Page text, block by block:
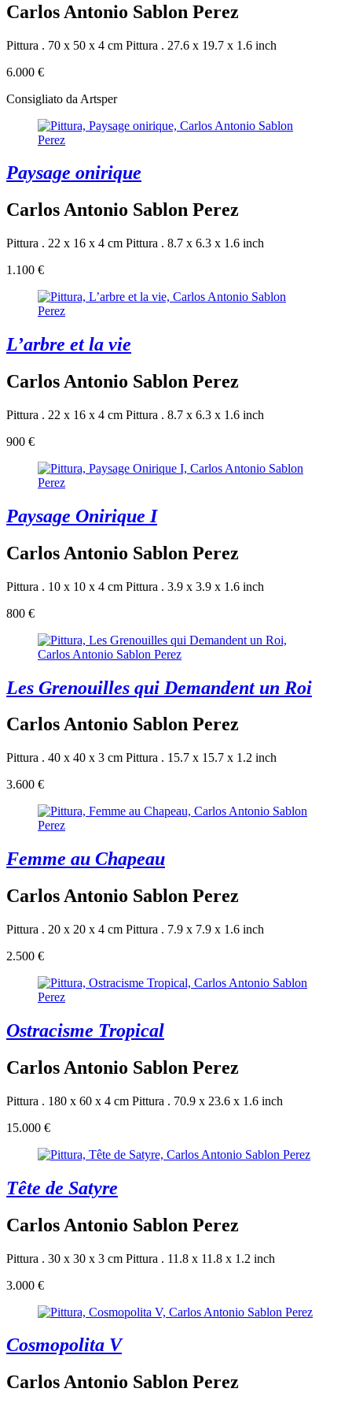
Carlos Antonio Sablon Perez
Pittura . 70 x 50 x 4 cm Pittura . 27.6 x 19.7 x 1.6 inch
6.000 €
Consigliato da Artsper
Paysage onirique
Carlos Antonio Sablon Perez
Pittura . 22 x 16 x 4 cm Pittura . 8.7 x 6.3 x 1.6 inch
1.100 €
L’arbre et la vie
Carlos Antonio Sablon Perez
Pittura . 22 x 16 x 4 cm Pittura . 8.7 x 6.3 x 1.6 inch
900 €
Paysage Onirique I
Carlos Antonio Sablon Perez
Pittura . 10 x 10 x 4 cm Pittura . 3.9 x 3.9 x 1.6 inch
800 €
Les Grenouilles qui Demandent un Roi
Carlos Antonio Sablon Perez
Pittura . 40 x 40 x 3 cm Pittura . 15.7 x 15.7 x 1.2 inch
3.600 €
Femme au Chapeau
Carlos Antonio Sablon Perez
Pittura . 20 x 20 x 4 cm Pittura . 7.9 x 7.9 x 1.6 inch
2.500 €
Ostracisme Tropical
Carlos Antonio Sablon Perez
Pittura . 180 x 60 x 4 cm Pittura . 70.9 x 23.6 x 1.6 inch
15.000 €
Tête de Satyre
Carlos Antonio Sablon Perez
Pittura . 30 x 30 x 3 cm Pittura . 11.8 x 11.8 x 1.2 inch
3.000 €
Cosmopolita V
Carlos Antonio Sablon Perez